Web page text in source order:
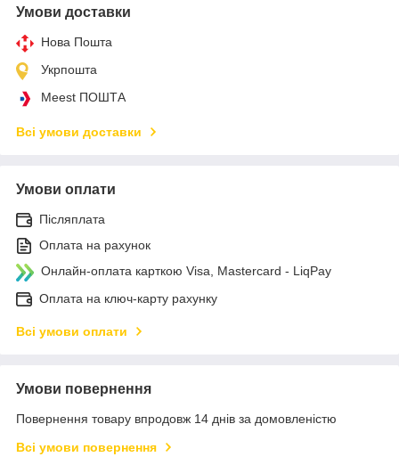
Умови доставки
Нова Пошта
Укрпошта
Meest ПОШТА
Всі умови доставки
Умови оплати
Післяплата
Оплата на рахунок
Онлайн-оплата карткою Visa, Mastercard - LiqPay
Оплата на ключ-карту рахунку
Всі умови оплати
Умови повернення
Повернення товару впродовж 14 днів за домовленістю
Всі умови повернення